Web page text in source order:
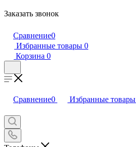
Заказать звонок
Сравнение0
Избранные товары 0
Корзина 0
Сравнение0 Избранные товары